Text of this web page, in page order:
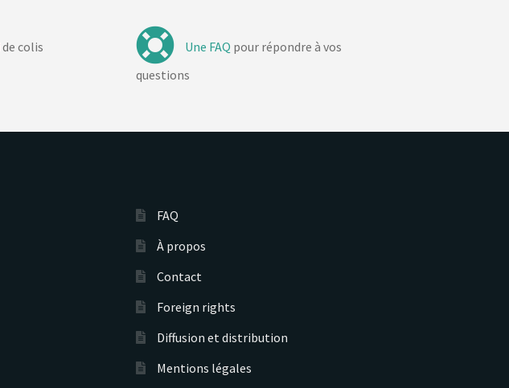
de colis Une FAQ pour répondre à vos
questions
FAQ
À propos
Contact
Foreign rights
Diffusion et distribution
Mentions légales